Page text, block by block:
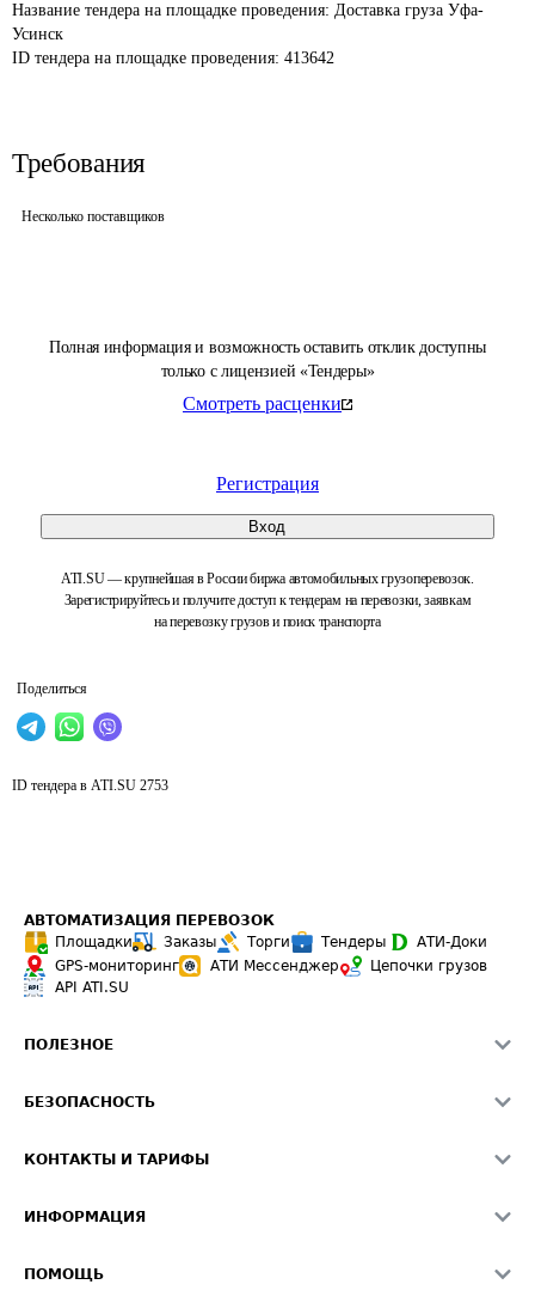
Полная информация и возможность оставить отклик доступны
только с лицензией «Тендеры»
Смотреть расценки
Регистрация
Вход
ATI.SU — крупнейшая в России биржа автомобильных грузоперевозок.
Зарегистрируйтесь и получите доступ к тендерам на перевозки, заявкам
на перевозку грузов и поиск транспорта
Поделиться
Название тендера на площадке проведения: Доставка груза Уфа-
Усинск
ID тендера на площадке проведения: 413642
Требования
Несколько поставщиков
ID тендера в ATI.SU 2753
АВТОМАТИЗАЦИЯ ПЕРЕВОЗОК
Площадки
Заказы Торги Тендеры
АТИ-Доки
GPS-мониторинг
АТИ Мессенджер
Цепочки грузов
API ATI.SU
ПОЛЕЗНОЕ
Звезды ATI.SU на вашем сайте
Средние ставки
БЕЗОПАСНОСТЬ
Светофор+
О формировании Паспорта
КОНТАКТЫ И ТАРИФЫ
Реклама на сайте
ИНФОРМАЦИЯ
ПОМОЩЬ